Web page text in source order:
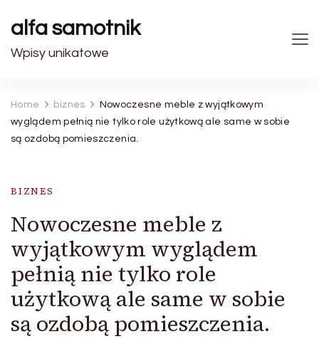
alfa samotnik
Wpisy unikatowe
Home biznes
Nowoczesne meble z wyjątkowym
wyglądem pełnią nie tylko role użytkową ale same w sobie
są ozdobą pomieszczenia.
BIZNES
Nowoczesne meble z
wyjątkowym wyglądem
pełnią nie tylko role
użytkową ale same w sobie
są ozdobą pomieszczenia.